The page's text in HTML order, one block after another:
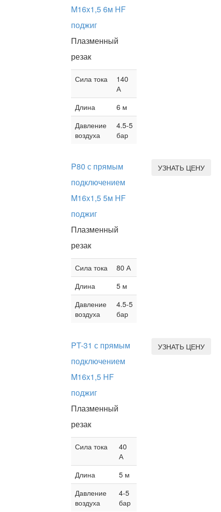
M16x1,5 6м HF
поджиг
Плазменный
резак
Сила тока
140
А
Длина
6 м
Давление
воздуха
4.5-5
бар
P80 с прямым
подключением
M16x1,5 5м HF
поджиг
Плазменный
резак
Сила тока
80 А
Длина
5 м
Давление
воздуха
4.5-5
бар
УЗНАТЬ ЦЕНУ
PT-31 с прямым
подключением
M16x1,5 HF
поджиг
Плазменный
резак
Сила тока
40
А
Длина
5 м
Давление
воздуха
4-5
бар
УЗНАТЬ ЦЕНУ